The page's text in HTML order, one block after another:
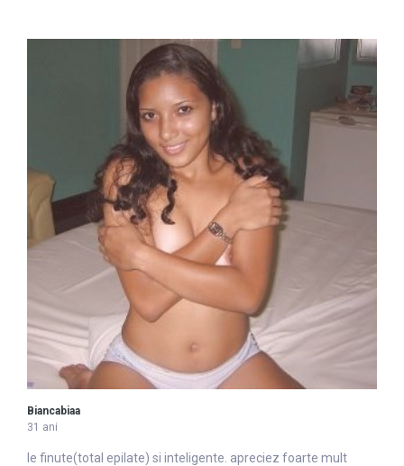
Biancabiaa
31 ani
le finute(total epilate) si intel igente. apreciez foarte mult